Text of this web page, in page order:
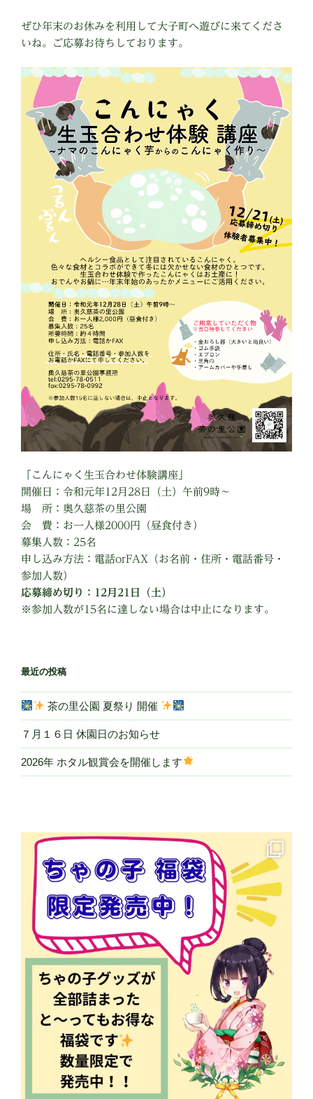
ぜひ年末のお休みを利用して大子町へ遊びに来てくださ
いね。ご応募お待ちしております。
「こんにゃく生玉合わせ体験講座」
開催日：令和元年12月28日（土）午前9時〜
場 所：奥久慈茶の里公園
会 費：お一人様2000円（昼食付き）
募集人数：25名
申し込み方法：電話orFAX（お名前・住所・電話番号・
参加人数）
応募締め切り：12月21日（土）
※参加人数が15名に達しない場合は中止になります。
最近の投稿
茶の里公園 夏祭り 開催
７月１６日 休園日のお知らせ
2026年 ホタル観賞会を開催します